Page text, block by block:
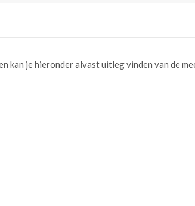
kan je hieronder alvast uitleg vinden van de